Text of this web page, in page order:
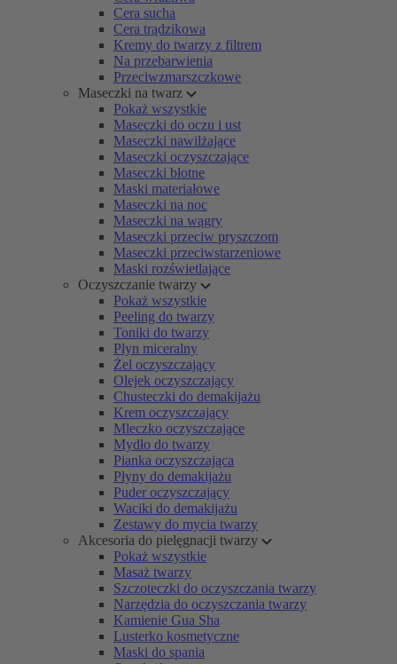
Cera sucha
Cera trądzikowa
Kremy do twarzy z filtrem
Na przebarwienia
Przeciwzmarszczkowe
Maseczki na twarz
Pokaż wszystkie
Maseczki do oczu i ust
Maseczki nawilżające
Maseczki oczyszczające
Maseczki błotne
Maski materiałowe
Maseczki na noc
Maseczki na wągry
Maseczki przeciw pryszczom
Maseczki przeciwstarzeniowe
Maski rozświetlające
Oczyszczanie twarzy
Pokaż wszystkie
Peeling do twarzy
Toniki do twarzy
Płyn miceralny
Żel oczyszczający
Olejek oczyszczający
Chusteczki do demakijażu
Krem oczyszczający
Mleczko oczyszczające
Mydło do twarzy
Pianka oczyszczająca
Płyny do demakijażu
Puder oczyszczający
Waciki do demakijażu
Zestawy do mycia twarzy
Akcesoria do pielęgnacji twarzy
Pokaż wszystkie
Masaż twarzy
Szczoteczki do oczyszczania twarzy
Narzędzia do oczyszczania twarzy
Kamienie Gua Sha
Lusterko kosmetyczne
Maski do spania